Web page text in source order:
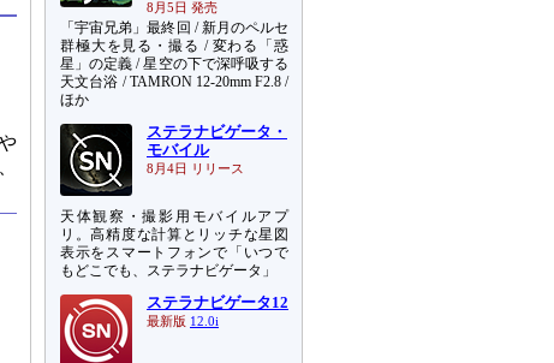
8月5日 発売
「宇宙兄弟」最終回 / 新月のペルセ
群極大を見る・撮る / 変わる「惑
星」の定義 / 星空の下で深呼吸する
天文台浴 / TAMRON 12-20mm F2.8 /
ほか
ステラナビゲータ・
モバイル
8月4日 リリース
天体観察・撮影用モバイルアプ
リ。高精度な計算とリッチな星図
表示をスマートフォンで「いつで
もどこでも、ステラナビゲータ」
ステラナビゲータ12
最新版 12.0i